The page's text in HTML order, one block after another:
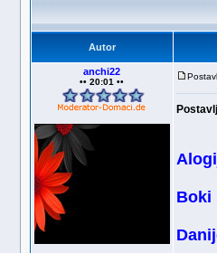
Autor
anchi22
•• 20:01 ••
Boki